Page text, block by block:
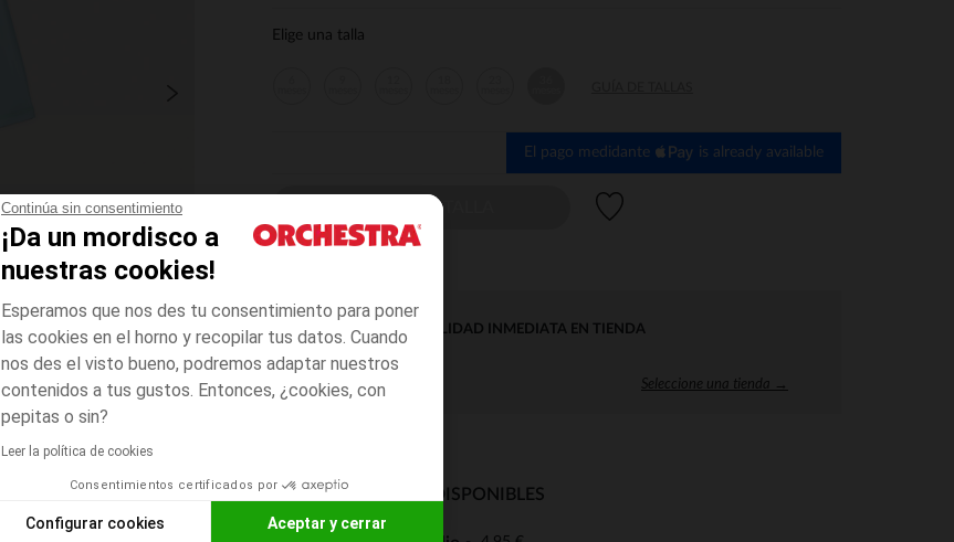
Continúa sin consentimiento
¡Da un mordisco a
nuestras cookies!
Esperamos que nos des tu consentimiento para poner
las cookies en el horno y recopilar tus datos. Cuando
nos des el visto bueno, podremos adaptar nuestros
contenidos a tus gustos. Entonces, ¿cookies, con
pepitas o sin?
Leer la política de cookies
Consentimientos certificados por
Configurar cookies Aceptar y cerrar
Elige una talla
El pago medidante is already available
ELIGE UNA TALLA
DISPONIBILIDAD INMEDIATA EN TIENDA
Seleccione una tienda →
MODOS DE ENVÍO DISPONIBLES